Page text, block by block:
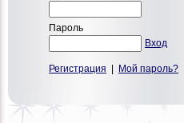
Пароль
Вход
Регистрация Мой пароль?